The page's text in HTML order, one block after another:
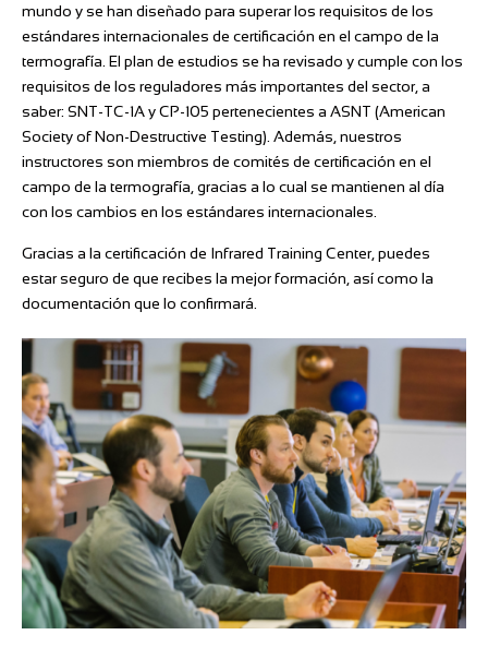
mundo y se han diseñado para superar los requisitos de los
estándares internacionales de certificación en el campo de la
termografía. El plan de estudios se ha revisado y cumple con los
requisitos de los reguladores más importantes del sector, a
saber: SNT-TC-1A y CP-105 pertenecientes a ASNT (American
Society of Non-Destructive Testing). Además, nuestros
instructores son miembros de comités de certificación en el
campo de la termografía, gracias a lo cual se mantienen al día
con los cambios en los estándares internacionales.
Gracias a la certificación de Infrared Training Center, puedes
estar seguro de que recibes la mejor formación, así como la
documentación que lo confirmará.